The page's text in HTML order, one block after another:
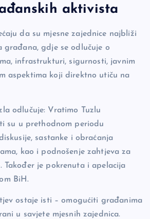
aktivista
da su mjesne zajednice najbliži
građana, gdje se odlučuje o
infrastrukturi, sigurnosti, javnim
aspektima koji direktno utiču na
odlučuje: Vratimo Tuzlu
su u prethodnom periodu
sastanke i obraćanja
kao i podnošenje zahtjeva za
Također je pokrenuta i apelacija
BiH.
ostaje isti – omogućiti građanima
u savjete mjesnih zajednica.